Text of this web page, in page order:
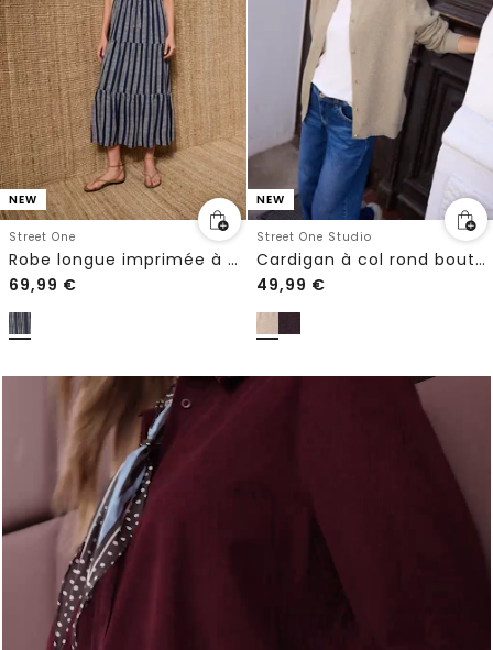
NEW
Street One
Robe longue imprimée à volants
69,99 €
NEW
Street One Studio
Cardigan à col rond boutonné
49,99 €